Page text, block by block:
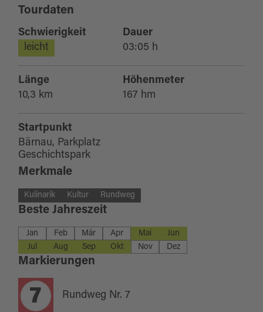
Tourdaten
Schwierigkeit
leicht
Dauer
03:05 h
Länge
10,3 km
Höhenmeter
167 hm
Startpunkt
Bärnau, Parkplatz
Geschichtspark
Merkmale
Kulinarik Kultur Rundweg
Beste Jahreszeit
Jan Feb Mär Apr Mai
Jun
Jul
Aug Sep Okt Nov Dez
Markierungen
Rundweg Nr. 7